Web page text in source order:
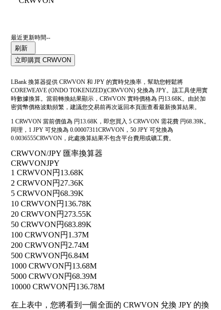
最近更新時間--
刷新
立即購買 CRWVON
LBank 換算器提供 CRWVON 和 JPY 的實時兌換率，幫助您輕鬆將
COREWEAVE (ONDO TOKENIZED)(CRWVON) 兌換為 JPY。該工具使用實
時數據換算。當前轉換結果顯示，CRWVON 實時價格為 円13.68K。由於加
密貨幣價格波動頻繁，建議您交易前再次返回本頁面查看最新換算結果。
1 CRWVON 當前價值為 円13.68K，即您買入 5 CRWVON 需花費 円68.39K。
同理，1 JPY 可兌換為 0.00007311CRWVON，50 JPY 可兌換為
0.0036555CRWVON，此處換算結果不包含平台費用或礦工費。
CRWVON/JPY 匯率換算器
CRWVONJPY
1 CRWVON円13.68K
2 CRWVON円27.36K
5 CRWVON円68.39K
10 CRWVON円136.78K
20 CRWVON円273.55K
50 CRWVON円683.89K
100 CRWVON円1.37M
200 CRWVON円2.74M
500 CRWVON円6.84M
1000 CRWVON円13.68M
5000 CRWVON円68.39M
10000 CRWVON円136.78M
在上表中，您將看到一個全面的 CRWVON 兌換 JPY 的換